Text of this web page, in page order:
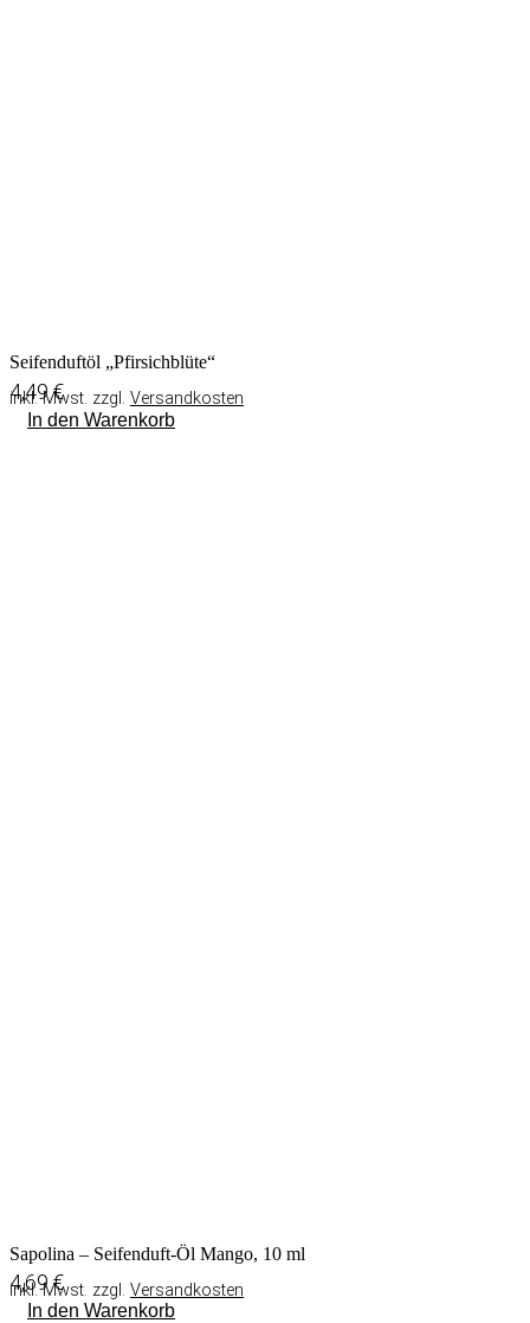
Seifenduftöl „Pfirsichblüte“
4,49€
inkl. Mwst. zzgl. Versandkosten
In den Warenkorb
Sapolina – Seifenduft-Öl Mango, 10 ml
4,69€
inkl. Mwst. zzgl. Versandkosten
In den Warenkorb